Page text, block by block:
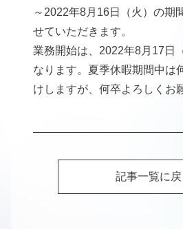
～2022年8月16日（火）の期
せていただきます。
業務開始は、2022年8月17日
なります。夏季休暇期間中は
けしますが、何卒よろしくお
記事一覧に戻